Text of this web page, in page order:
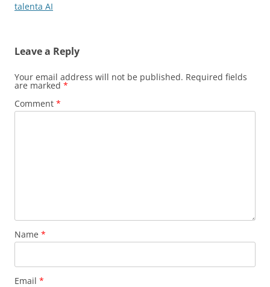
talenta AI
Leave a Reply
Your email address will not be published. Required fields
are marked *
Comment *
Name *
Email *